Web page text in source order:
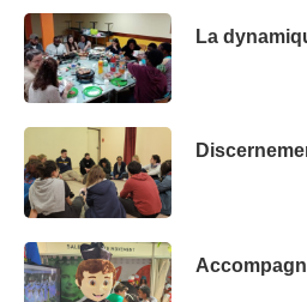
La